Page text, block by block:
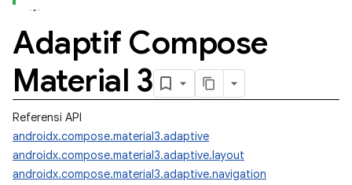
Adaptif Compose
Material 3
Referensi API
androidx.compose.material3.adaptive
androidx.compose.material3.adaptive.layout
androidx.compose.material3.adaptive.navigation